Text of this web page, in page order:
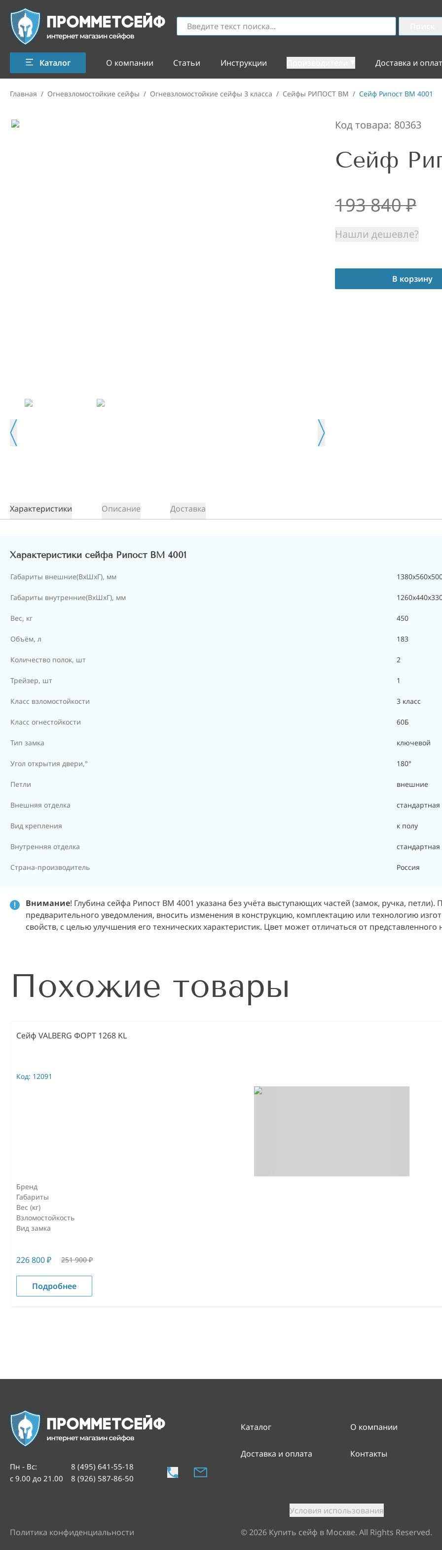
Каталог О компании Статьи Инструкции Доставка и
Главная / Огневзломостойкие сейфы / Огневзломостойкие сейфы 3 класса / Сейфы РИПОСТ ВМ / Сейф Рипост ВМ 4001
Код товара: 80363
Сейф
193 840₽
Нашли дешевле?
В корзину
Характеристики Описание Доставка
Характеристики сейфа Рипост ВМ 4001
Габариты внешние(ВхШхГ), мм
Габариты внутренние(ВхШхГ), мм
Вес, кг 450
Объём, л 183
Количество полок, шт 2
Трейзер, шт 1
Класс взломостойкости 3 класс
Класс огнестойкости 60Б
Тип замка ключевой
Угол открытия двери,° 180°
Петли внешние
Внешняя отделка стандартная
Вид крепления к полу
Внутренняя отделка стандартная
Страна-производитель Россия
Внимание! Глубина сейфа Рипост ВМ 4001 указана без учёта выступающих частей (замок, ручка, петли).
предварительного уведомления, вносить изменения в конструкцию, комплектацию или технологию
свойств, с целью улучшения его технических характеристик. Цвет может отличаться от
Похожие товары
Сейф VALBERG ФОРТ 1268 KL
Код: 12091
Бренд
Габариты
Вес (кг)
Взломостойкость
Вид замка
226 800₽ 251 900₽
Подробнее
Пн - Вс:
с 9.00 до 21.00
8 (495) 641-55-18
8 (926) 587-86-50
Каталог О компании
Доставка и оплата Контакты
Политика конфиденциальности
Условия использования
©2026 Купить сейф в Москве. All Rights Reserved.